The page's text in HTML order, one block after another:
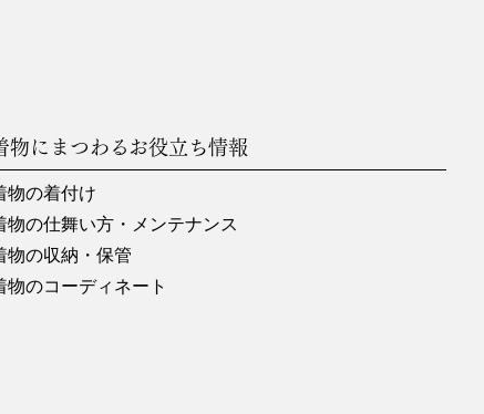
物にまつわるお役立ち情報
物の着付け
物の仕舞い方・メンテナンス
物の収納・保管
物のコーディネート